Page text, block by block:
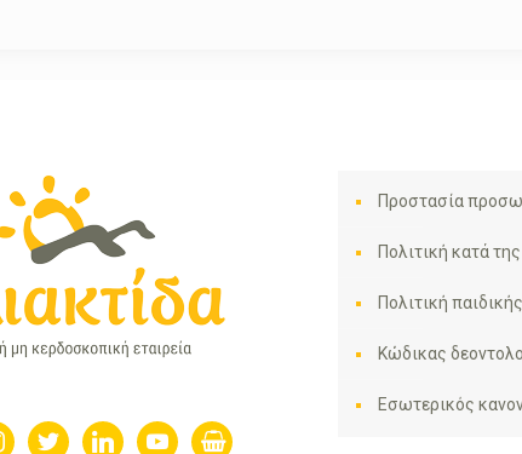
twitter linkedinyoutubeshopping-
Προστασία
Πολιτική κατά
Πολιτική
Κώδικας
Εσωτερικός